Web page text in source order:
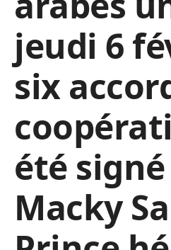
jeudi 6
six
été
Macky